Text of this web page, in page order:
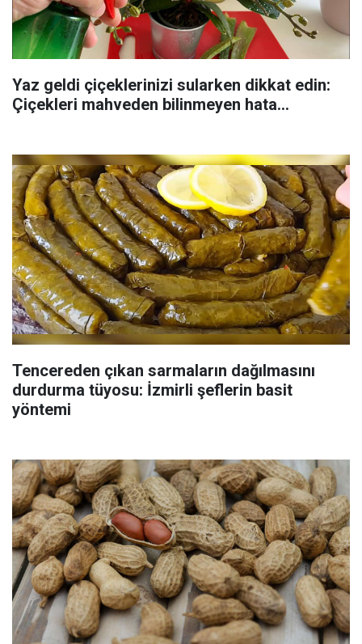
Yaz geldi çiçeklerinizi sularken dikkat edin:
Çiçekleri mahveden bilinmeyen hata...
Tencereden çıkan sarmaların dağılmasını
durdurma tüyosu: İzmirli şeflerin basit
yöntemi